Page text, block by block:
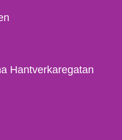
Hantverkaregatan